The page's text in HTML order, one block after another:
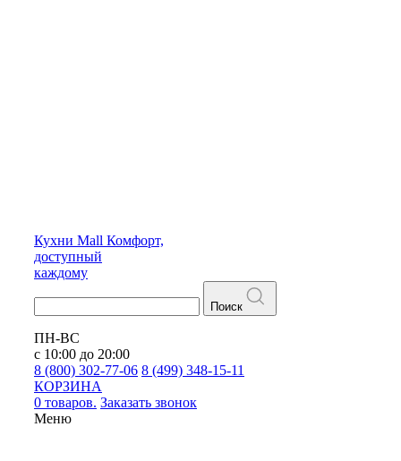
Кухни Mall Комфорт,
доступный
каждому
Поиск
ПН-ВС
с 10:00 до 20:00
8 (800) 302-77-06 8 (499) 348-15-11
КОРЗИНА
0 товаров. Заказать звонок
Меню